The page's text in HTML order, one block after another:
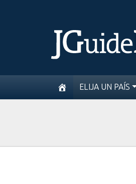
ELIJA UN PAÍS